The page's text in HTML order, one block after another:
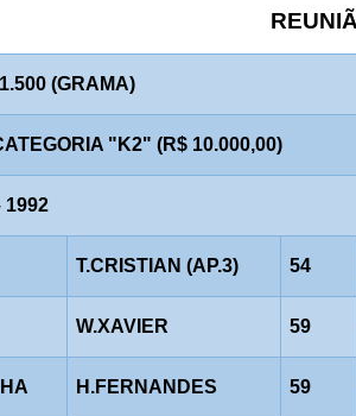
(GRAMA)
"K2" (R$ 10.000,00)
1992
T.CRISTIAN (AP.3) 54
W.XAVIER 59
H.FERNANDES 59